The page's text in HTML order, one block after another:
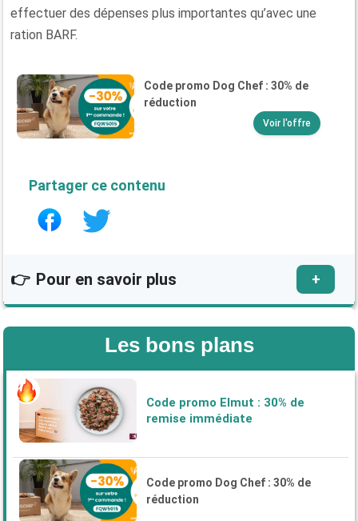
effectuer des dépenses plus importantes qu’avec une
ration BARF.
Code promo Dog Chef : 30% de
réduction
Voir l'offre
Partager ce contenu
👉 Pour en savoir plus +
Ration ménagère ou croquettes pour son
Calcul de la ration ménagère pour un chien : la
Recettes de rations ménagères pour un chien
La ration ménagère pour un chiot en
croissance
Quelle ration ménagère pour un chien atteint
de pancréatite ?
De la croquette à la ration ménagère :
comment réussir une transition efficace ?
La ration ménagère pour le Bouledogue
Les bons plans
Code promo Elmut : 30% de
remise immédiate
Code promo Dog Chef : 30% de
réduction